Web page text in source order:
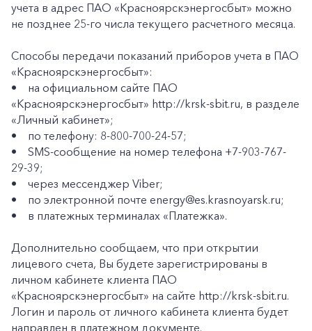
учета в адрес ПАО «Красноярскэнергосбыт» можно
не позднее 25-го числа текущего расчетного месяца.
Способы передачи показаний приборов учета в ПАО
«Красноярскэнергосбыт»:
• на официальном сайте ПАО
«Красноярскэнергосбыт» http://krsk-sbit.ru, в разделе
«Личный кабинет»;
• по телефону: 8-800-700-24-57;
• SMS-сообщение на номер телефона +7-903-767-
29-39;
• через мессенджер Viber;
• по электронной почте energy@es.krasnoyarsk.ru;
• в платежных терминалах «Платежка».
Дополнительно сообщаем, что при открытии
лицевого счета, Вы будете зарегистрированы в
личном кабинете клиента ПАО
«Красноярскэнергосбыт» на сайте http://krsk-sbit.ru.
Логин и пароль от личного кабинета клиента будет
направлен в платежном документе.